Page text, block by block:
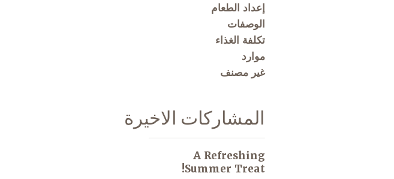
إعداد الطعام
الوصفات
تكلفة الغذاء
موارد
غير مصنف
المشاركات الاخيرة
A Refreshing
Summer Treat!